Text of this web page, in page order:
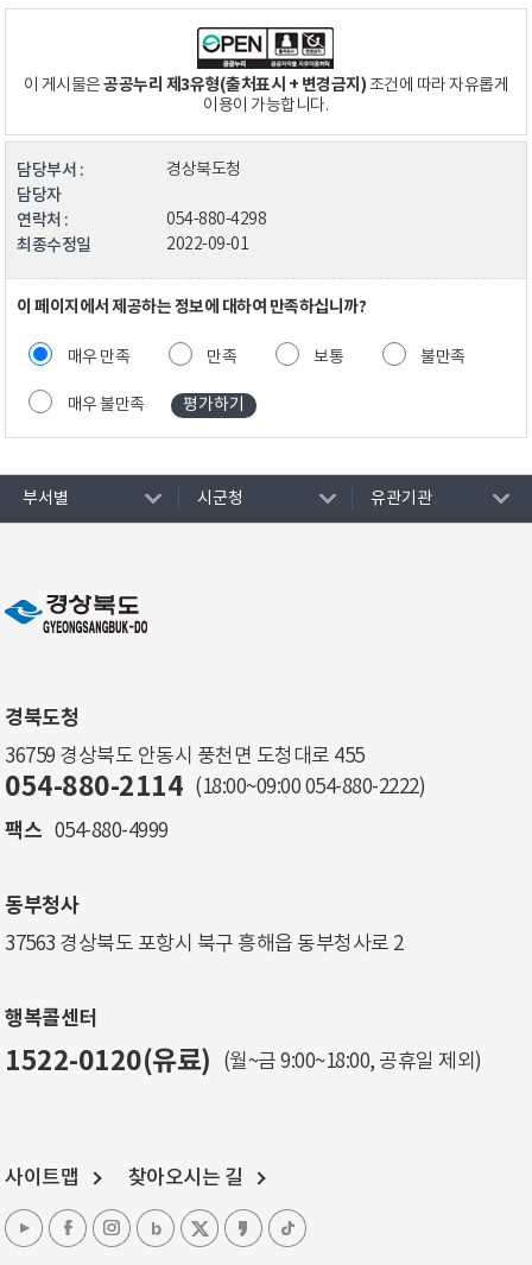
이 게시물은공공누리 제3유형(출처표시 + 변경금지)조건에 따라 자유롭게
이용이 가능합니다.
담당부서 : 경상북도청
담당자
연락처 :
054-880-4298
최종수정일 2022-09-01
이 페이지에서 제공하는 정보에 대하여 만족하십니까?
매우 만족 만족 보통 불만족
매우 불만족
부서별 시군청 유관기관
경북도청
36759 경상북도 안동시 풍천면 도청대로 455
054-880-2114 (18:00~09:00 054-880-2222)
팩스 054-880-4999
동부청사
37563 경상북도 포항시 북구 흥해읍 동부청사로 2
행복콜센터
1522-0120(유료) (월~금 9:00~18:00, 공휴일 제외)
사이트맵 찾아오시는 길